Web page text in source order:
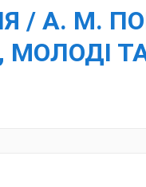
/ А. М.
МОЛОДІ